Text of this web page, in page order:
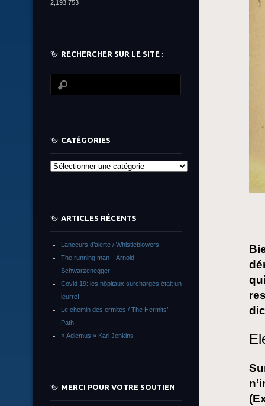
2,193,753
RECHERCHER SUR LE SITE :
CATÉGORIES
Catégories
ARTICLES RÉCENTS
Lanceurs d’alerte / Whistleblowers
The running man – Arnold
Schwarzenegger
Covid 19: les hôpitaux surchargés était un
leurre!
Le chemin des ermites / The Hermits’
Path
« Adiemus » Karl Jenkins
MERCI POUR VOTRE SOUTIEN